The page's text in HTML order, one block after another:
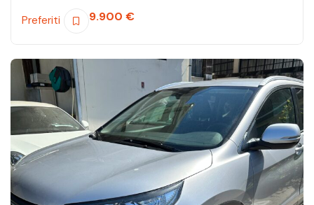
Preferiti 9.900 €